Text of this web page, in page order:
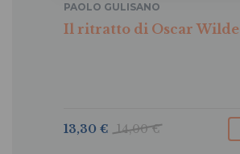
Il ritratto di Oscar Wilde
PAOLO GULISANO
14,00 €
13,30 €